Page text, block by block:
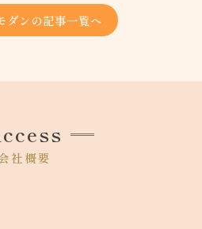
ダンの記事一覧へ
社概要